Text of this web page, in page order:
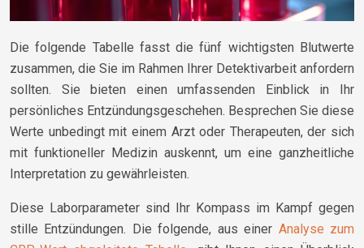
Die folgende Tabelle fasst die fünf wichtigsten Blutwerte
zusammen, die Sie im Rahmen Ihrer Detektivarbeit anfordern
sollten. Sie bieten einen umfassenden Einblick in Ihr
persönliches Entzündungsgeschehen. Besprechen Sie diese
Werte unbedingt mit einem Arzt oder Therapeuten, der sich
mit funktioneller Medizin auskennt, um eine ganzheitliche
Interpretation zu gewährleisten.
Diese Laborparameter sind Ihr Kompass im Kampf gegen
stille Entzündungen. Die folgende, aus einer Analyse zum